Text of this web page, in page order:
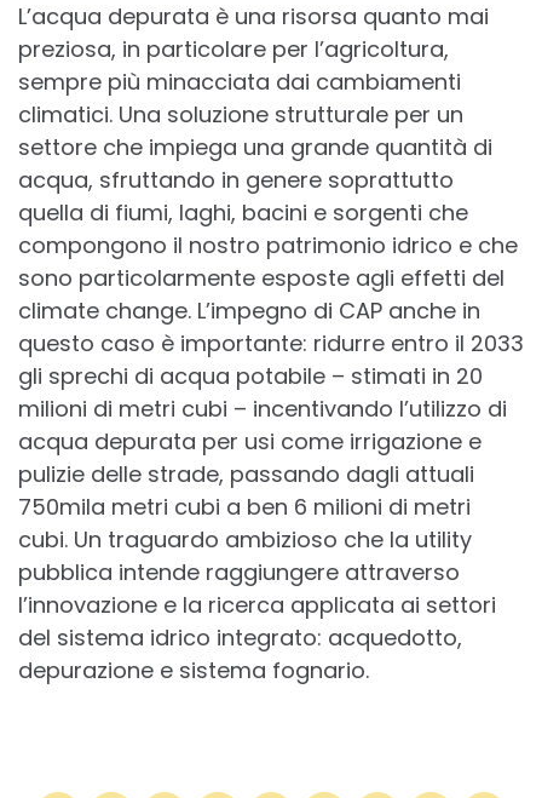
L’acqua depurata è una risorsa quanto mai
preziosa, in particolare per l’agricoltura,
sempre più minacciata dai cambiamenti
climatici. Una soluzione strutturale per un
settore che impiega una grande quantità di
acqua, sfruttando in genere soprattutto
quella di fiumi, laghi, bacini e sorgenti che
compongono il nostro patrimonio idrico e che
sono particolarmente esposte agli effetti del
climate change. L’impegno di CAP anche in
questo caso è importante: ridurre entro il 2033
gli sprechi di acqua potabile – stimati in 20
milioni di metri cubi – incentivando l’utilizzo di
acqua depurata per usi come irrigazione e
pulizie delle strade, passando dagli attuali
750mila metri cubi a ben 6 milioni di metri
cubi. Un traguardo ambizioso che la utility
pubblica intende raggiungere attraverso
l’innovazione e la ricerca applicata ai settori
del sistema idrico integrato: acquedotto,
depurazione e sistema fognario.